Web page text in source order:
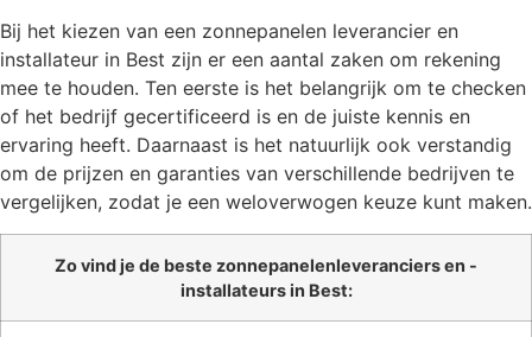
Bij het kiezen van een zonnepanelen leverancier en
installateur in Best zijn er een aantal zaken om rekening
mee te houden. Ten eerste is het belangrijk om te checken
of het bedrijf gecertificeerd is en de juiste kennis en
ervaring heeft. Daarnaast is het natuurlijk ook verstandig
om de prijzen en garanties van verschillende bedrijven te
vergelijken, zodat je een weloverwogen keuze kunt maken.
Zo vind je de beste zonnepanelenleveranciers en -
installateurs in Best: